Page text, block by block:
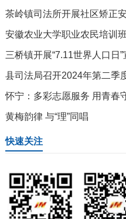
茶岭镇司法所开展社区矫正
安徽农业大学职业农民培训
三桥镇开展“7.11世界人口日
县司法局召开2024年第二季
怀宁：多彩志愿服务 用青春
黄梅韵律 与“理”同唱
快速关注